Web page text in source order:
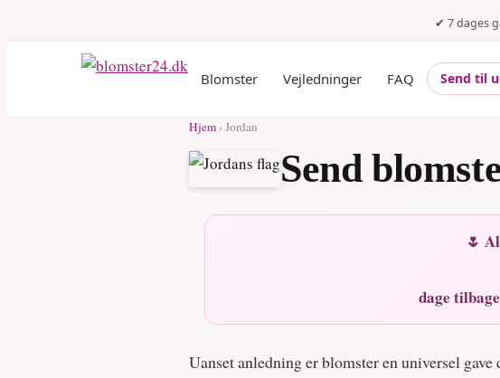
✔ 7 dages
Blomster Vejledninger FAQ Send til
Hjem › Jordan
Send
🌷
dage
Uanset anledning er blomster en universel